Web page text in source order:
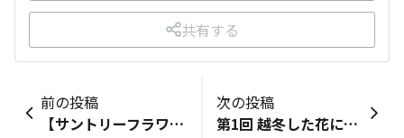
共有する
前の投稿
【サントリーフラワーズの夏のおすすめ】初夏ニチニチソウ3ブランドと新商品のご紹介🌸
次の投稿
第1回 越冬した花には感動します